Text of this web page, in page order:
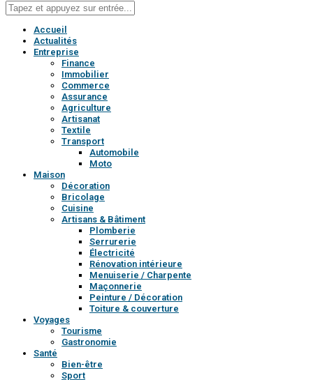
Accueil
Actualités
Entreprise
Finance
Immobilier
Commerce
Assurance
Agriculture
Artisanat
Textile
Transport
Automobile
Moto
Maison
Décoration
Bricolage
Cuisine
Artisans & Bâtiment
Plomberie
Serrurerie
Électricité
Rénovation intérieure
Menuiserie / Charpente
Maçonnerie
Peinture / Décoration
Toiture & couverture
Voyages
Tourisme
Gastronomie
Santé
Bien-être
Sport